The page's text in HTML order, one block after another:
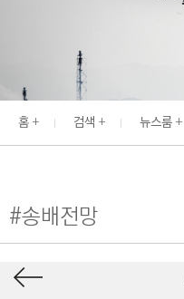
E
N
홈 검색 뉴스룸